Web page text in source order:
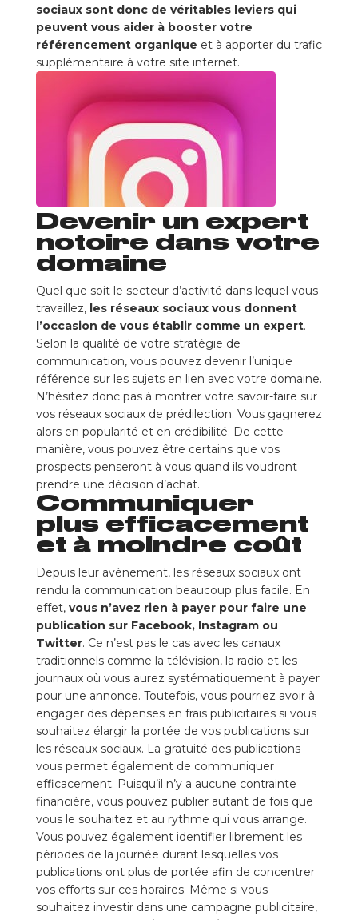
sociaux sont donc de véritables leviers qui
peuvent vous aider à booster votre
référencement organique et à apporter du trafic
supplémentaire à votre site internet.
Devenir un expert
notoire dans votre
domaine
Quel que soit le secteur d’activité dans lequel vous
travaillez, les réseaux sociaux vous donnent
l’occasion de vous établir comme un expert.
Selon la qualité de votre stratégie de
communication, vous pouvez devenir l’unique
référence sur les sujets en lien avec votre domaine.
N’hésitez donc pas à montrer votre savoir-faire sur
vos réseaux sociaux de prédilection. Vous gagnerez
alors en popularité et en crédibilité. De cette
manière, vous pouvez être certains que vos
prospects penseront à vous quand ils voudront
prendre une décision d’achat.
Communiquer
plus efficacement
et à moindre coût
Depuis leur avènement, les réseaux sociaux ont
rendu la communication beaucoup plus facile. En
effet, vous n’avez rien à payer pour faire une
publication sur Facebook, Instagram ou
Twitter. Ce n’est pas le cas avec les canaux
traditionnels comme la télévision, la radio et les
journaux où vous aurez systématiquement à payer
pour une annonce. Toutefois, vous pourriez avoir à
engager des dépenses en frais publicitaires si vous
souhaitez élargir la portée de vos publications sur
les réseaux sociaux. La gratuité des publications
vous permet également de communiquer
efficacement. Puisqu’il n’y a aucune contrainte
financière, vous pouvez publier autant de fois que
vous le souhaitez et au rythme qui vous arrange.
Vous pouvez également identifier librement les
périodes de la journée durant lesquelles vos
publications ont plus de portée afin de concentrer
vos efforts sur ces horaires. Même si vous
souhaitez investir dans une campagne publicitaire,